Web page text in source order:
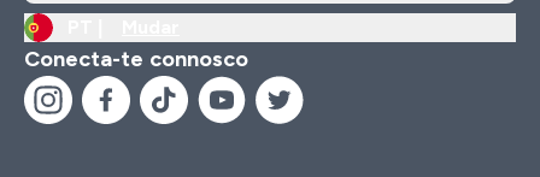
Conecta-te connosco